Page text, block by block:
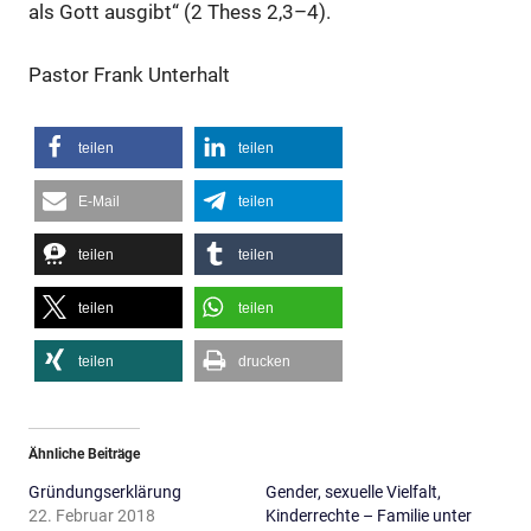
als Gott ausgibt“ (2 Thess 2,3–4).
Pastor Frank Unterhalt
teilen teilen
E-Mail teilen
teilen teilen
teilen teilen
teilen drucken
Ähnliche Beiträge
Gründungserklärung
22. Februar 2018
Gender, sexuelle Vielfalt,
Kinderrechte – Familie unter